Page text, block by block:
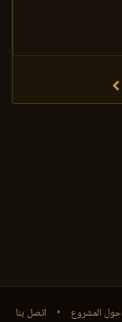
حول المشروع • اتصل بنا